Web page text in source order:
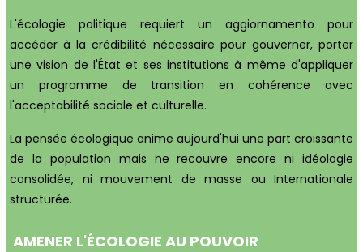
L'écologie politique requiert un aggiornamento pour
accéder à la crédibilité nécessaire pour gouverner, porter
une vision de l'État et ses institutions à même d'appliquer
un programme de transition en cohérence avec
l'acceptabilité sociale et culturelle.
La pensée écologique anime aujourd'hui une part croissante
de la population mais ne recouvre encore ni idéologie
consolidée, ni mouvement de masse ou Internationale
structurée.
AMENER L'ÉCOLOGIE AU POUVOIR